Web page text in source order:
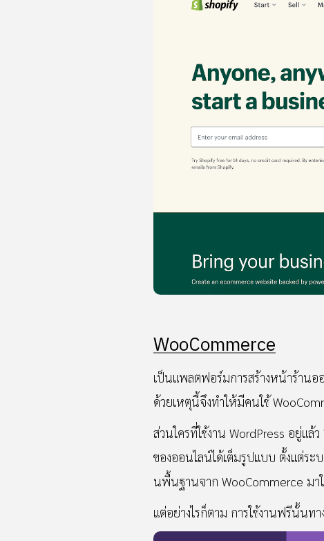
WooCommerce
เป็นแพลตฟอร์มการสร้างหน้าร้านอ
ด้วยเหตุนี้จึงทำให้มีคนใช้
ส่วนใครที่ใช้งาน WordPress อยู่แ
ของออนไลน์ได้เต็มรูปแบบ ตั้งแต่ระ
นพื้นฐานจาก WooCommerce มา
แต่อย่างไรก็ตาม การใช้งานฟรีนั้น